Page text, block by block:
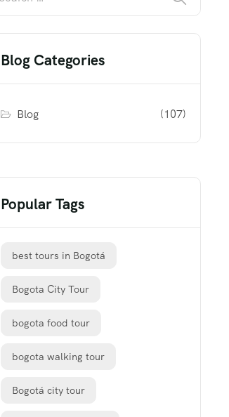
Blog Categories
Blog (107)
Popular Tags
best tours in Bogotá
Bogota City Tour
bogota food tour
bogota walking tour
Bogotá city tour